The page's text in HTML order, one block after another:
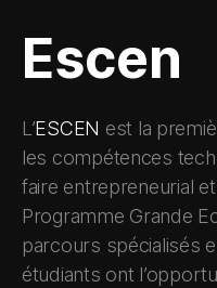
Escen
L’ESCEN est la
les compétences
faire entrepreneurial
Programme Grande
parcours spécialisés
étudiants ont